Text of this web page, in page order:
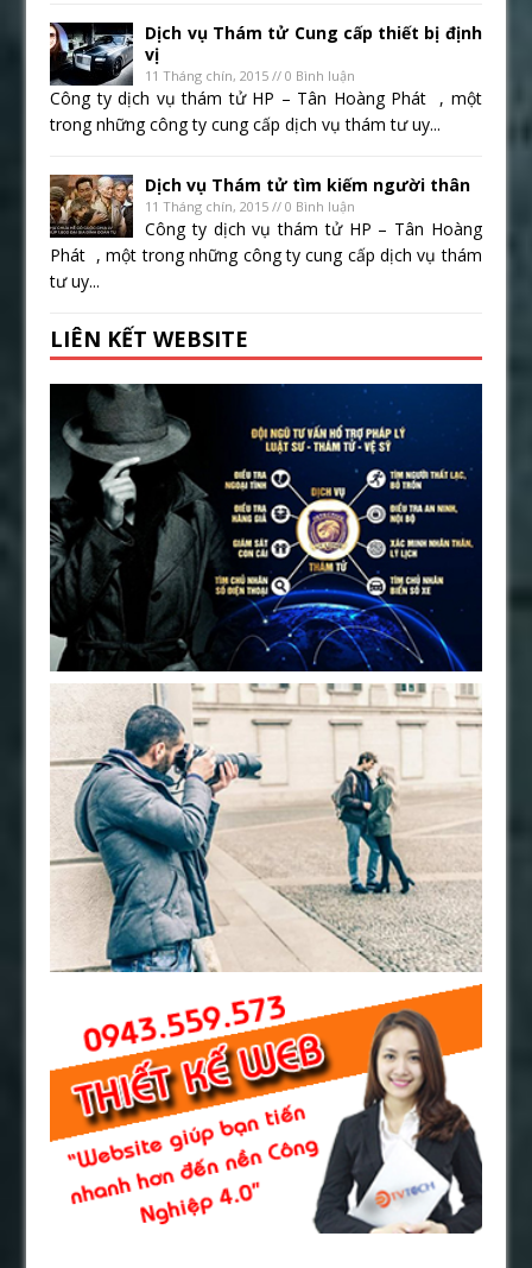
Dịch vụ Thám tử Cung cấp thiết bị định
vị
11 Tháng chín, 2015 // 0 Bình luận
Công ty dịch vụ thám tử HP – Tân Hoàng Phát , một
trong những công ty cung cấp dịch vụ thám tư uy...
Dịch vụ Thám tử tìm kiếm người thân
11 Tháng chín, 2015 // 0 Bình luận
Công ty dịch vụ thám tử HP – Tân Hoàng
Phát , một trong những công ty cung cấp dịch vụ thám
tư uy...
LIÊN KẾT WEBSITE